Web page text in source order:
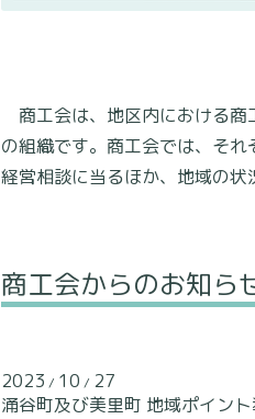
商工会は、地区内における商
の組織です。商工会では、そ
経営相談に当るほか、地域の状
商工会からのお知ら
2023 / 10 / 27
涌谷町及び美里町 地域ポイン